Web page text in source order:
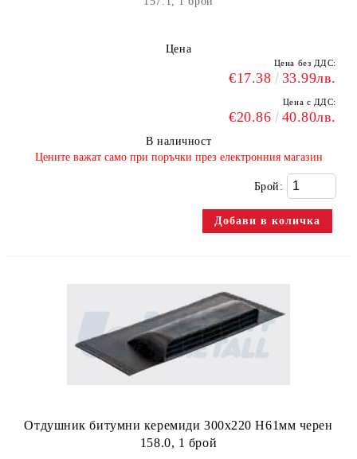
Цена
Цена без ДДС:
€17.38 33.99лв.
Цена с ДДС:
€20.86 40.80лв.
В наличност
​Цените важат само при поръчки през електронния магазин
Брой:
Отдушник битумни керемиди 300х220 H61мм черен
158.0, 1 брой